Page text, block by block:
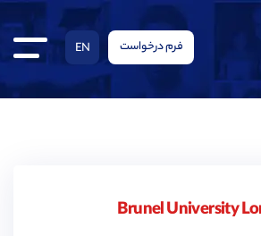
فرم درخواست EN
Brunel University